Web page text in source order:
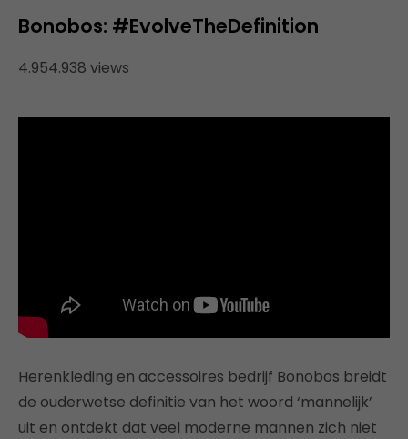
Bonobos: #EvolveTheDefinition
4.954.938 views
Herenkleding en accessoires bedrijf Bonobos breidt
de ouderwetse definitie van het woord ‘mannelijk’
uit en ontdekt dat veel moderne mannen zich niet